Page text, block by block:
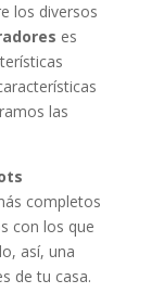
los diversos
es
las
completos
con los que
así, una
de tu casa.